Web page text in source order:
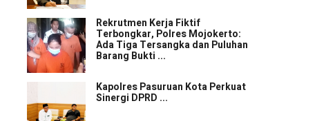
Rekrutmen Kerja Fiktif
Terbongkar, Polres Mojokerto:
Ada Tiga Tersangka dan Puluhan
Barang Bukti ...
Kapolres Pasuruan Kota Perkuat
Sinergi DPRD ...